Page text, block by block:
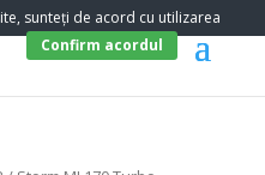
sunteți de acord cu utilizarea
Confirm acordul